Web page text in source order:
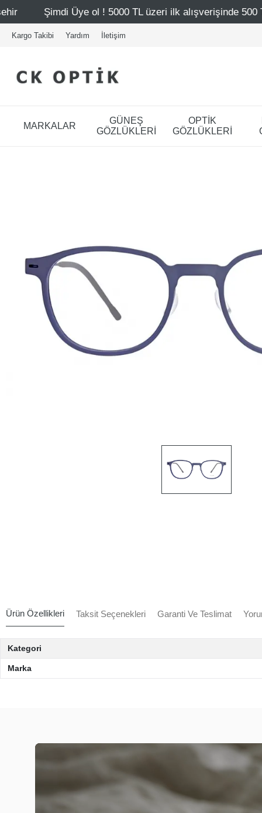
ol ! 5000 TL üzeri ilk alışverişinde 500 TL indirim
Kargo Takibi Yardım İletişim
MARKALAR
GÜNEŞ
GÖZLÜKLERİ
OPTİK
GÖZLÜKLERİ
Ürün Özellikleri Taksit Seçenekleri Garanti Ve Teslimat
Kategori
Marka